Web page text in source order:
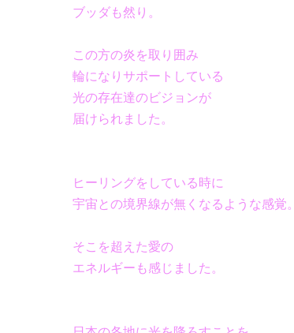
ブッダも然り。
この方の炎を取り囲み
輪になりサポートしている
光の存在達のビジョンが
届けられました。
ヒーリングをしている時に
宇宙との境界線が無くなるような感覚。
そこを超えた愛の
エネルギーも感じました。